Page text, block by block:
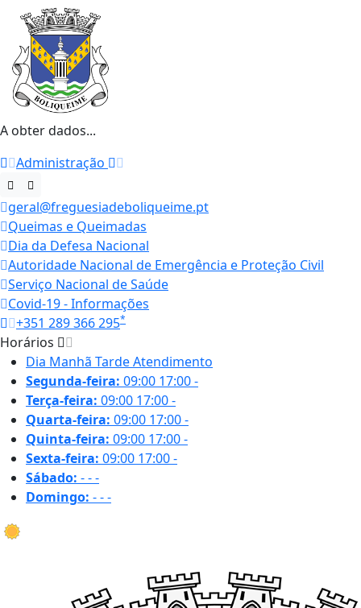
A obter dados...
Administração
geral@freguesiadeboliqueime.pt
Queimas e Queimadas
Dia da Defesa Nacional
Autoridade Nacional de Emergência e Proteção Civil
Serviço Nacional de Saúde
Covid-19 - Informações
+351 289 366 295*
Horários
Dia Manhã TardeAtendimento
Segunda-feira: 09:00 17:00-
Terça-feira: 09:00 17:00-
Quarta-feira: 09:00 17:00-
Quinta-feira: 09:00 17:00-
Sexta-feira: 09:00 17:00-
Sábado: ---
Domingo: ---